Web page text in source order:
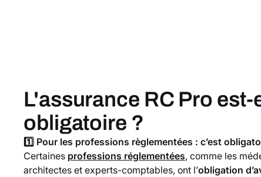
L'assurance RC Pro est-
obligatoire ?
1️⃣ Pour les professions règlementées : c’est
Certaines professions réglementées, comme les
architectes et experts-comptables, ont l’obligation